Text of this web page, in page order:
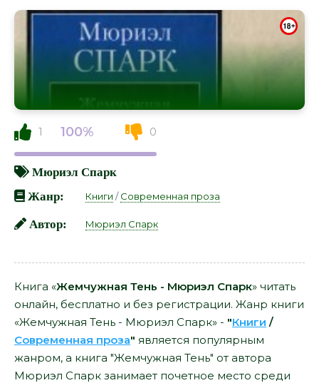
1 100% 0
Мюриэл Спарк
Жанр:
Книги /Современная проза
Автор: Мюриэл Спарк
Книга «Жемчужная Тень - Мюриэл Спарк» читать
онлайн, бесплатно и без регистрации. Жанр книги
«Жемчужная Тень - Мюриэл Спарк» - "Книги /
Современная проза" является популярным
жанром, а книга "Жемчужная Тень" от автора
Мюриэл Спарк занимает почетное место среди